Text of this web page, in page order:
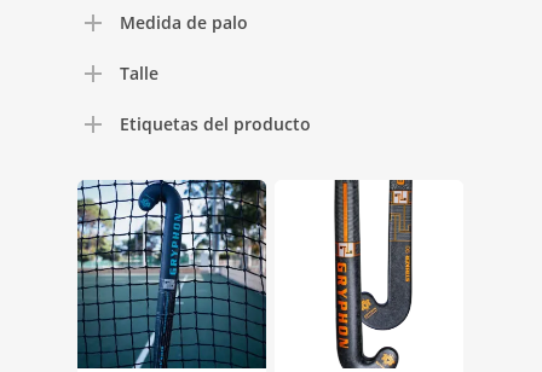
Medida de palo
Talle
Etiquetas del producto